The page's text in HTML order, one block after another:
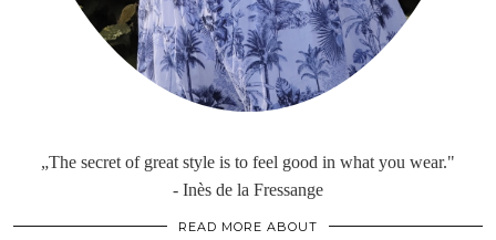
„The secret of great style is to feel good in what you wear."
- Inès de la Fressange
READ MORE ABOUT